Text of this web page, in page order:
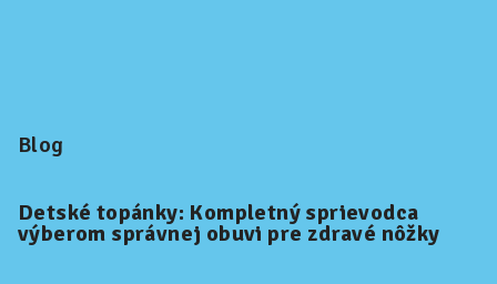
Blog
Detské topánky: Kompletný sprievodca
výberom správnej obuvi pre zdravé nôžky